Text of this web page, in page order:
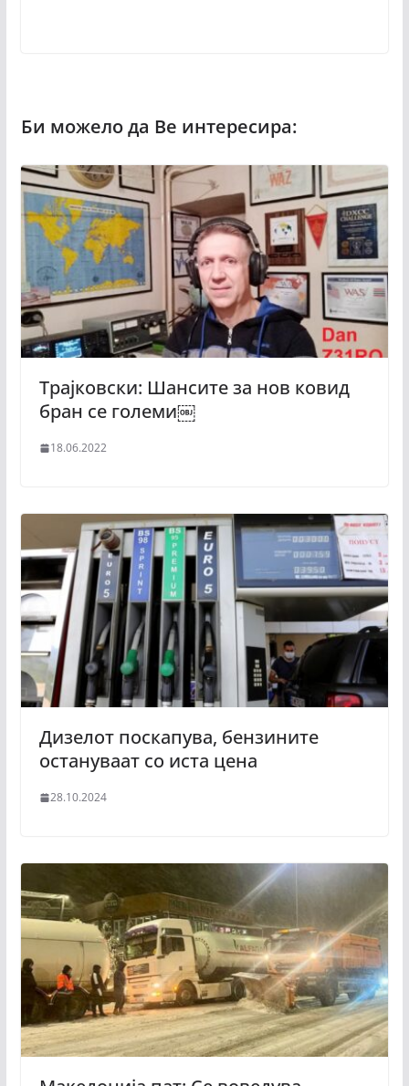
Трајковски: Шансите за нов ковид
бран се големи￼
18.06.2022
Дизелот поскапува, бензините
остануваат со иста цена
28.10.2024